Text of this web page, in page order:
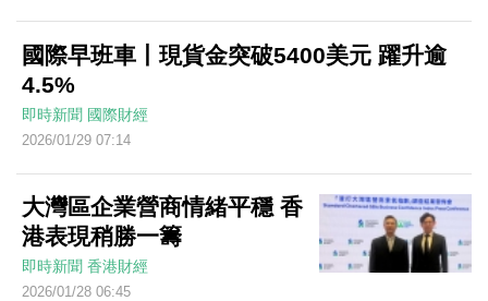
國際早班車丨現貨金突破5400美元 躍升逾
4.5%
即時新聞 國際財經
2026/01/29 07:14
大灣區企業營商情緒平穩 香
港表現稍勝一籌
即時新聞 香港財經
2026/01/28 06:45